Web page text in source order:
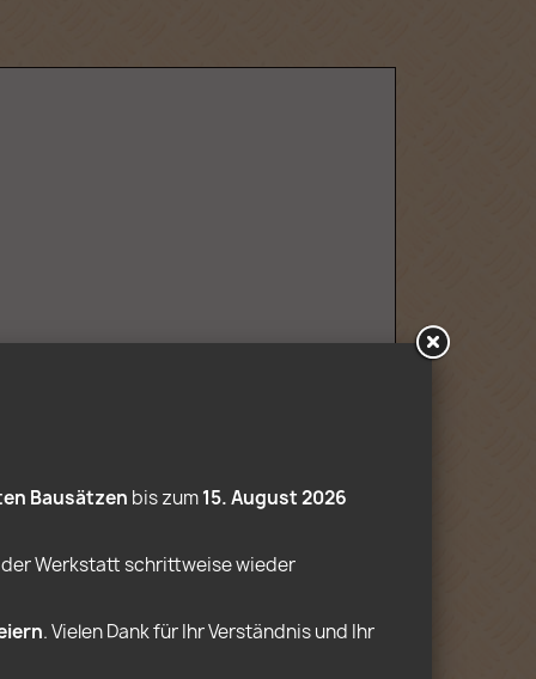
Bausätzen bis zum 15. August 2026
Werkstatt schrittweise wieder
. Vielen Dank für Ihr Verständnis und Ihr